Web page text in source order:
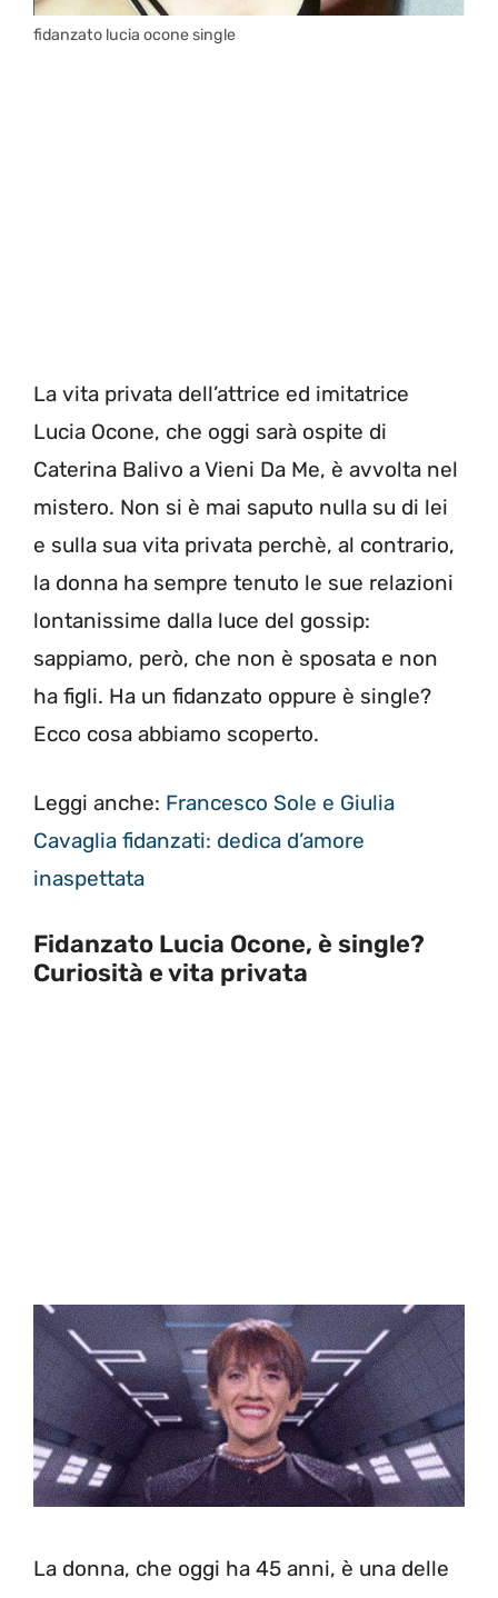
fidanzato lucia ocone single
La vita privata dell’attrice ed imitatrice
Lucia Ocone, che oggi sarà ospite di
Caterina Balivo a Vieni Da Me, è avvolta nel
mistero. Non si è mai saputo nulla su di lei
e sulla sua vita privata perchè, al contrario,
la donna ha sempre tenuto le sue relazioni
lontanissime dalla luce del gossip:
sappiamo, però, che non è sposata e non
ha figli. Ha un fidanzato oppure è single?
Ecco cosa abbiamo scoperto.
Leggi anche: Francesco Sole e Giulia
Cavaglia fidanzati: dedica d’amore
inaspettata
Fidanzato Lucia Ocone, è single?
Curiosità e vita privata
La donna, che oggi ha 45 anni, è una delle